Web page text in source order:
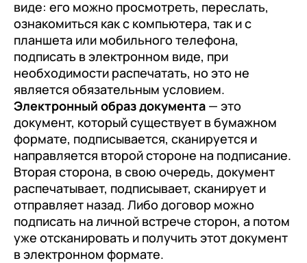
виде: его можно просмотреть, переслать,
ознакомиться как с компьютера, так и с
планшета или мобильного телефона,
подписать в электронном виде, при
необходимости распечатать, но это не
является обязательным условием.
Электронный образ документа — это
документ, который существует в бумажном
формате, подписывается, сканируется и
направляется второй стороне на подписание.
Вторая сторона, в свою очередь, документ
распечатывает, подписывает, сканирует и
отправляет назад. Либо договор можно
подписать на личной встрече сторон, а потом
уже отсканировать и получить этот документ
в электронном формате.